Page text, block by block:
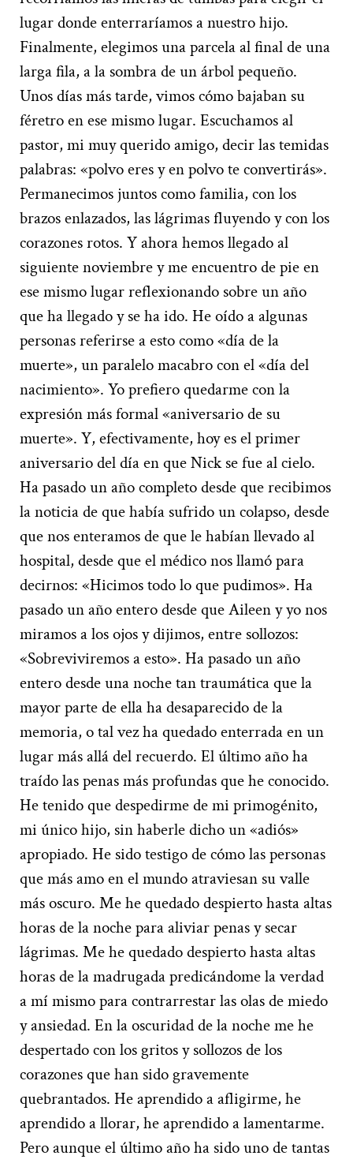
lugar donde enterraríamos a nuestro hijo.
Finalmente, elegimos una parcela al final de una
larga fila, a la sombra de un árbol pequeño.
Unos días más tarde, vimos cómo bajaban su
féretro en ese mismo lugar. Escuchamos al
pastor, mi muy querido amigo, decir las temidas
palabras: «polvo eres y en polvo te convertirás».
Permanecimos juntos como familia, con los
brazos enlazados, las lágrimas fluyendo y con los
corazones rotos. Y ahora hemos llegado al
siguiente noviembre y me encuentro de pie en
ese mismo lugar reflexionando sobre un año
que ha llegado y se ha ido. He oído a algunas
personas referirse a esto como «día de la
muerte», un paralelo macabro con el «día del
nacimiento». Yo prefiero quedarme con la
expresión más formal «aniversario de su
muerte». Y, efectivamente, hoy es el primer
aniversario del día en que Nick se fue al cielo.
Ha pasado un año completo desde que recibimos
la noticia de que había sufrido un colapso, desde
que nos enteramos de que le habían llevado al
hospital, desde que el médico nos llamó para
decirnos: «Hicimos todo lo que pudimos». Ha
pasado un año entero desde que Aileen y yo nos
miramos a los ojos y dijimos, entre sollozos:
«Sobreviviremos a esto». Ha pasado un año
entero desde una noche tan traumática que la
mayor parte de ella ha desaparecido de la
memoria, o tal vez ha quedado enterrada en un
lugar más allá del recuerdo. El último año ha
traído las penas más profundas que he conocido.
He tenido que despedirme de mi primogénito,
mi único hijo, sin haberle dicho un «adiós»
apropiado. He sido testigo de cómo las personas
que más amo en el mundo atraviesan su valle
más oscuro. Me he quedado despierto hasta altas
horas de la noche para aliviar penas y secar
lágrimas. Me he quedado despierto hasta altas
horas de la madrugada predicándome la verdad
a mí mismo para contrarrestar las olas de miedo
y ansiedad. En la oscuridad de la noche me he
despertado con los gritos y sollozos de los
corazones que han sido gravemente
quebrantados. He aprendido a afligirme, he
aprendido a llorar, he aprendido a lamentarme.
Pero aunque el último año ha sido uno de tantas